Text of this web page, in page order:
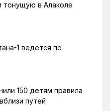
тонущую в Алаколе
1 ведется по
150 детям правила
путей